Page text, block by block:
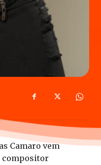
Camaro vem
compositor